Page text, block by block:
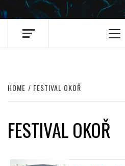
HOME FESTIVAL OKOŘ
FESTIVAL OKOŘ